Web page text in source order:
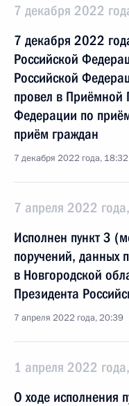
7 декабря 2022
7 декабря 2022
Российской
Российской
провел в Приёмной
Федерации по
приём граждан
7 декабря 2022 года, 18:32
7 апреля 2022
Исполнен пункт 3
поручений, данных
в Новгородской
Президента
7 апреля 2022 года, 20:39
1 апреля 2022
О ходе исполнения